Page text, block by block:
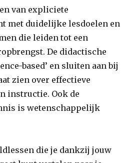
van expliciete
met duidelijke lesdoelen en
die leiden tot een
De didactische
based’ en sluiten aan bij
zien over effectieve
instructie. Ook de
is wetenschappelijk
die je dankzij jouw